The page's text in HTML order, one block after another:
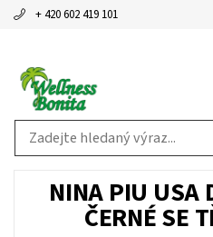
+ 420 602 419 101
NINA PIU USA
ČERNÉ SE